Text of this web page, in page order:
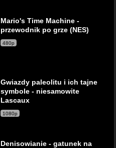
Mario's Time Machine -
przewodnik po grze (NES)
480p
Gwiazdy paleolitu i ich tajne
symbole - niesamowite
Lascaux
1080p
Denisowianie - gatunek na